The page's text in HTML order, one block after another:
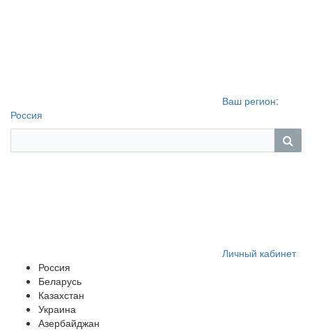
Ваш регион:
Россия
Личный кабинет
Россия
Беларусь
Казахстан
Украина
Азербайджан